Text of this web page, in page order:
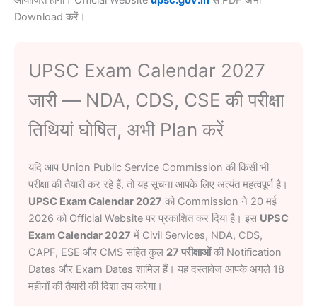
Download करें।
UPSC Exam Calendar 2027
जारी — NDA, CDS, CSE की परीक्षा
तिथियां घोषित, अभी Plan करें
यदि आप Union Public Service Commission की किसी भी
परीक्षा की तैयारी कर रहे हैं, तो यह सूचना आपके लिए अत्यंत महत्वपूर्ण है।
UPSC Exam Calendar 2027 को Commission ने 20 मई
2026 को Official Website पर प्रकाशित कर दिया है। इस UPSC
Exam Calendar 2027 में Civil Services, NDA, CDS,
CAPF, ESE और CMS सहित कुल 27 परीक्षाओंकी Notification
Dates और Exam Dates शामिल हैं। यह दस्तावेज आपके अगले 18
महीनों की तैयारी की दिशा तय करेगा।